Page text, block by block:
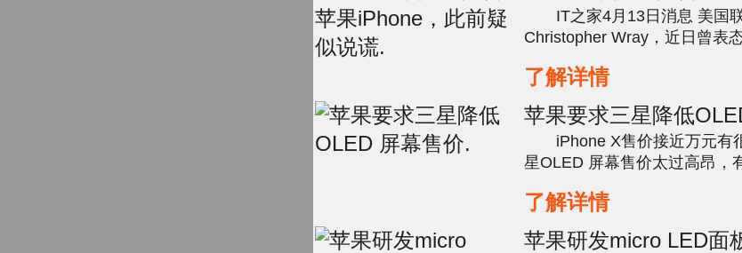
疑似说谎.
IT之家4月13日消息 美国
Christopher Wray，近日曾表态称，获取加密设备
本周报道，该说法并不符实。
了解详情
苹果要求三星降低
iPhone X售价接近万元有
星OLED 屏幕售价太过高昂，有
iPhone X总成本的三分之一
了解详情
苹果研发micro LED面